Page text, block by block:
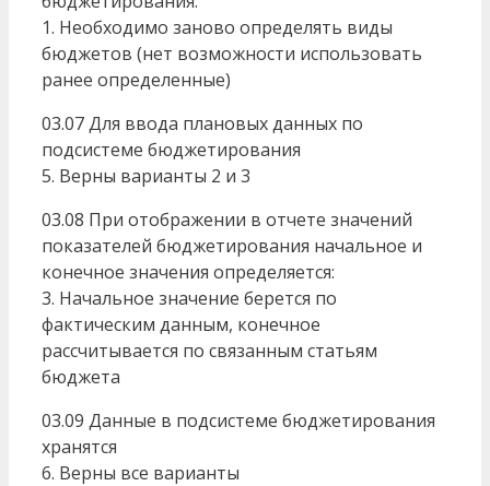
1. Необходимо заново определять виды
бюджетов (нет возможности использовать
ранее определенные)
03.07 Для ввода плановых данных по
подсистеме бюджетирования
5. Верны варианты 2 и 3
03.08 При отображении в отчете значений
показателей бюджетирования начальное и
конечное значения определяется:
3. Начальное значение берется по
фактическим данным, конечное
рассчитывается по связанным статьям
бюджета
03.09 Данные в подсистеме бюджетирования
хранятся
6. Верны все варианты